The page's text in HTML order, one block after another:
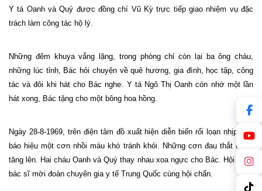
Y tá Oanh và Quý được đồng chí Vũ Kỳ trực tiếp giao nhiệm vụ đặc
trách làm công tác hộ lý.
Những đêm khuya vắng lặng, trong phòng chỉ còn lại ba ông cháu,
những lúc tỉnh, Bác hỏi chuyện về quê hương, gia đình, học tập, công
tác và đôi khi hát cho Bác nghe. Y tá Ngô Thị Oanh còn nhớ một lần
hát xong, Bác tặng cho một bông hoa hồng.
Ngày 28-8-1969, trên điện tâm đồ xuất hiện diễn biến rối loạn nhịp tim,
báo hiệu một cơn nhồi máu khó tránh khỏi. Những cơn đau thắt ngực
tăng lên. Hai cháu Oanh và Quý thay nhau xoa ngực cho Bác. Hội đồng
bác sĩ mời đoàn chuyên gia y tế Trung Quốc cùng hội chẩn.